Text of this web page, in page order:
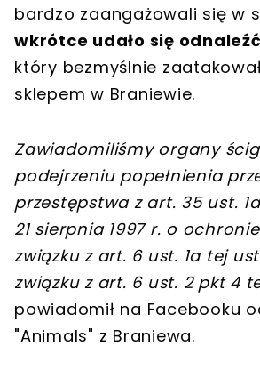
bardzo zaangażowali się w
wkrótce udało się
który bezmyślnie
sklepem w Braniewie.
Zawiadomiliśmy organy
podejrzeniu popełnienia
przestępstwa z art. 35 ust.
21 sierpnia 1997 r. o
związku z art. 6 ust. 1a tej
związku z art. 6 ust. 2 pkt 4
powiadomił na Facebooku
"Animals" z Braniewa.